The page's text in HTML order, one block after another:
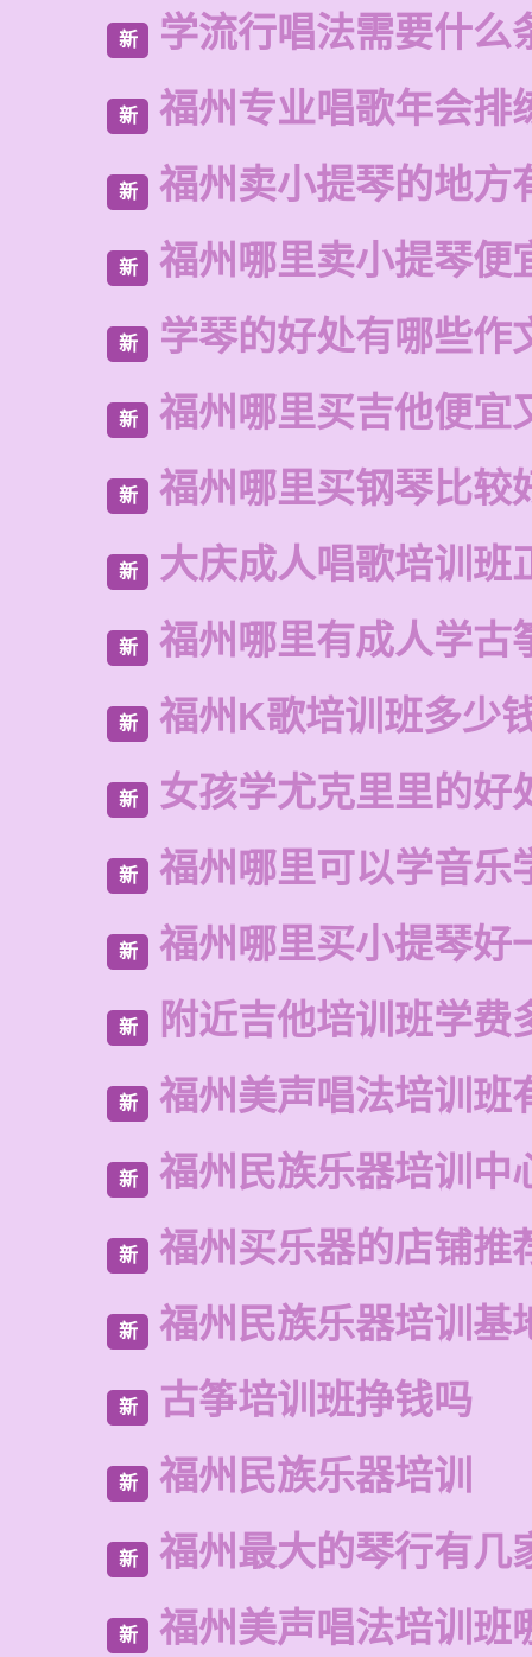
新 学流行唱法需要什么
新 福州专业唱歌年会排
新 福州卖小提琴的地方
新 福州哪里卖小提琴便
新 学琴的好处有哪些作
新 福州哪里买吉他便宜
新 福州哪里买钢琴比较
新 大庆成人唱歌培训班
新 福州哪里有成人学古
新 福州K歌培训班多少
新 女孩学尤克里里的好
新 福州哪里可以学音乐
新 福州哪里买小提琴好
新 附近吉他培训班学费
新 福州美声唱法培训班
新 福州民族乐器培训中
新 福州买乐器的店铺推
新 福州民族乐器培训基
新 古筝培训班挣钱吗
新 福州民族乐器培训
新 福州最大的琴行有几
新 福州美声唱法培训班